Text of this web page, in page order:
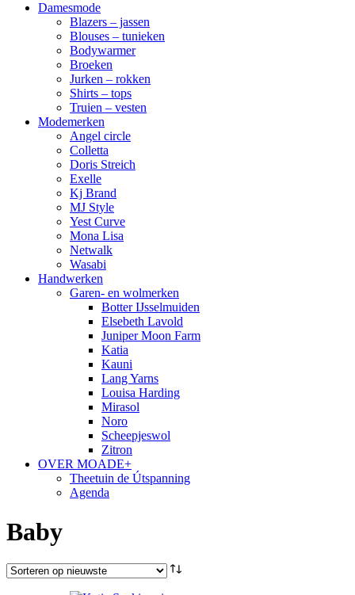
Damesmode
Blazers – jassen
Blouses – tunieken
Bodywarmer
Broeken
Jurken – rokken
Shirts – tops
Truien – vesten
Modemerken
Angel circle
Colletta
Doris Streich
Exelle
Kj Brand
MJ Style
Yest Curve
Mona Lisa
Netwalk
Wasabi
Handwerken
Garen- en wolmerken
Botter IJsselmuiden
Elsebeth Lavold
Juniper Moon Farm
Katia
Kauni
Lang Yarns
Louisa Harding
Mirasol
Noro
Scheepjeswol
Zitron
OVER MOADE+
Theetuin de Útspanning
Agenda
Baby